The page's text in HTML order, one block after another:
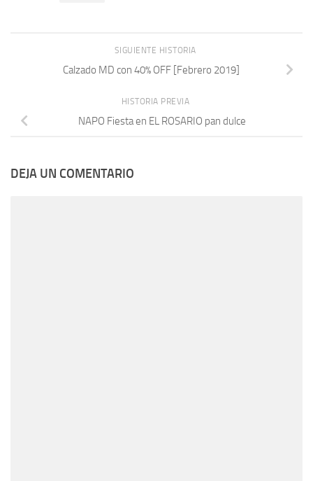
SIGUIENTE HISTORIA
Calzado MD con 40% OFF [Febrero 2019]
HISTORIA PREVIA
NAPO Fiesta en EL ROSARIO pan dulce
DEJA UN COMENTARIO